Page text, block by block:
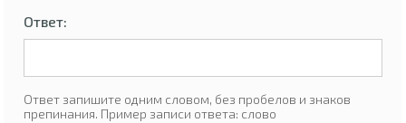
Ответ:
Ответ запишите одним словом, без пробелов и знаков
препинания. Пример записи ответа: слово